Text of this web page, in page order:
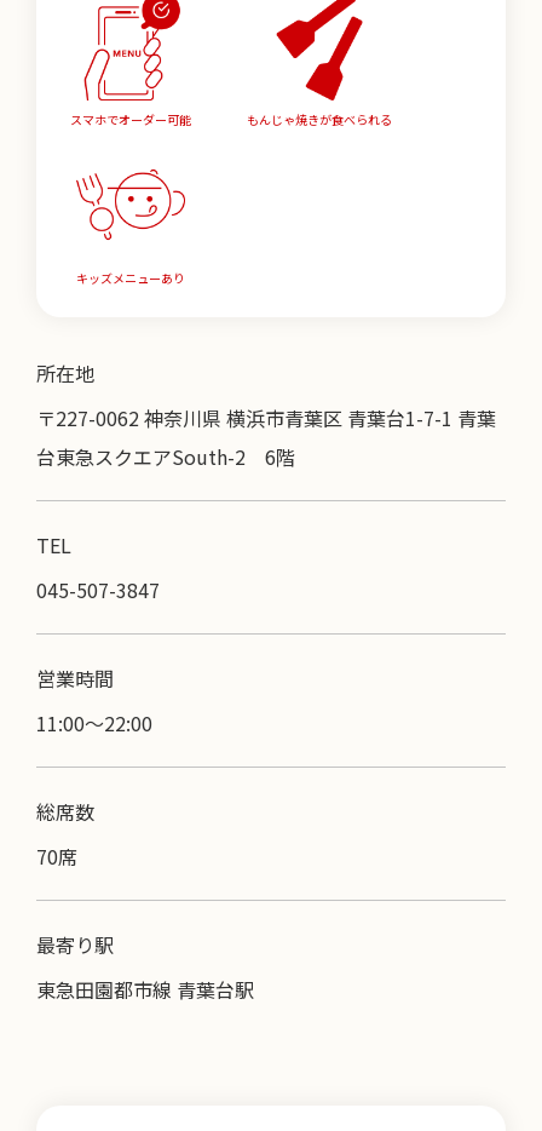
スマホでオーダー可能 もんじゃ焼きが食べられる
キッズメニューあり
所在地
〒227-0062 神奈川県 横浜市青葉区 青葉台1-7-1 青葉
台東急スクエアSouth-2 6階
TEL
045-507-3847
営業時間
11:00〜22:00
総席数
70席
最寄り駅
東急田園都市線 青葉台駅